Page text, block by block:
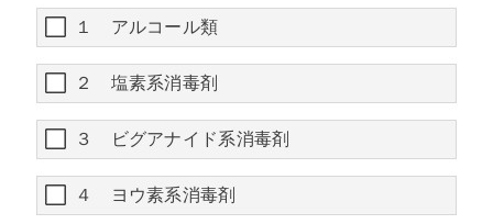
１ アルコール類
２ 塩素系消毒剤
３ ビグアナイド系消毒剤
４ ヨウ素系消毒剤